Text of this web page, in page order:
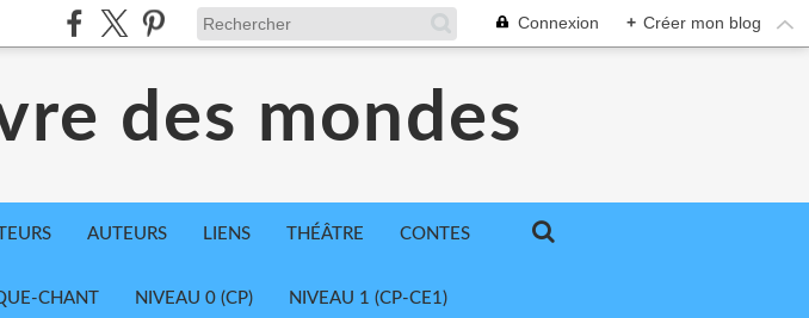
Connexion + Créer mon blog
des mondes
AUTEURS LIENS THÉÂTRE CONTES
CHANT NIVEAU 0 (CP) NIVEAU 1 (CP-CE1)